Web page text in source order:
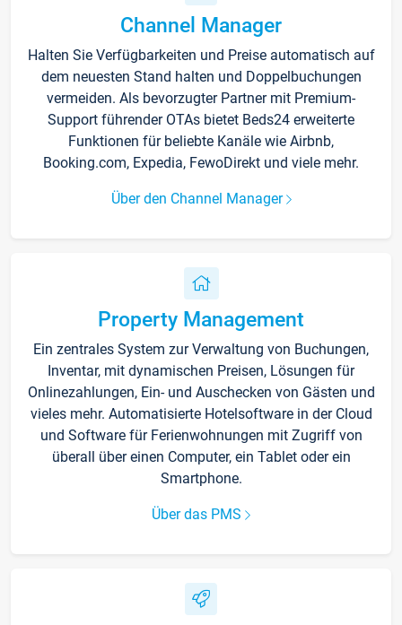
Channel Manager
Halten Sie Verfügbarkeiten und Preise automatisch auf
dem neuesten Stand halten und Doppelbuchungen
vermeiden. Als bevorzugter Partner mit Premium-
Support führender OTAs bietet Beds24 erweiterte
Funktionen für beliebte Kanäle wie Airbnb,
Booking.com, Expedia, FewoDirekt und viele mehr.
Über den Channel Manager
Property Management
Ein zentrales System zur Verwaltung von Buchungen,
Inventar, mit dynamischen Preisen, Lösungen für
Onlinezahlungen, Ein- und Auschecken von Gästen und
vieles mehr. Automatisierte Hotelsoftware in der Cloud
und Software für Ferienwohnungen mit Zugriff von
überall über einen Computer, ein Tablet oder ein
Smartphone.
Über das PMS